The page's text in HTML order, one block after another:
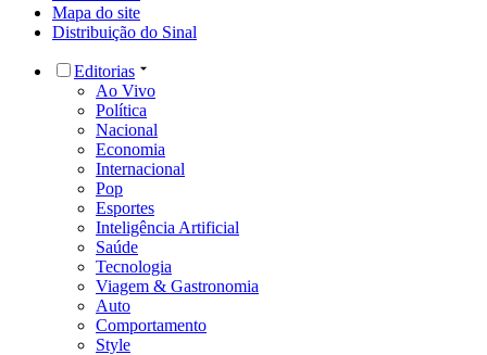
Mapa do site
Distribuição do Sinal
Editorias
Ao Vivo
Política
Nacional
Economia
Internacional
Pop
Esportes
Inteligência Artificial
Saúde
Tecnologia
Viagem & Gastronomia
Auto
Comportamento
Style